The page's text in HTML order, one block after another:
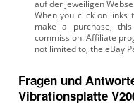
auf der jeweiligen
Fragen und
Vibrationsplatte